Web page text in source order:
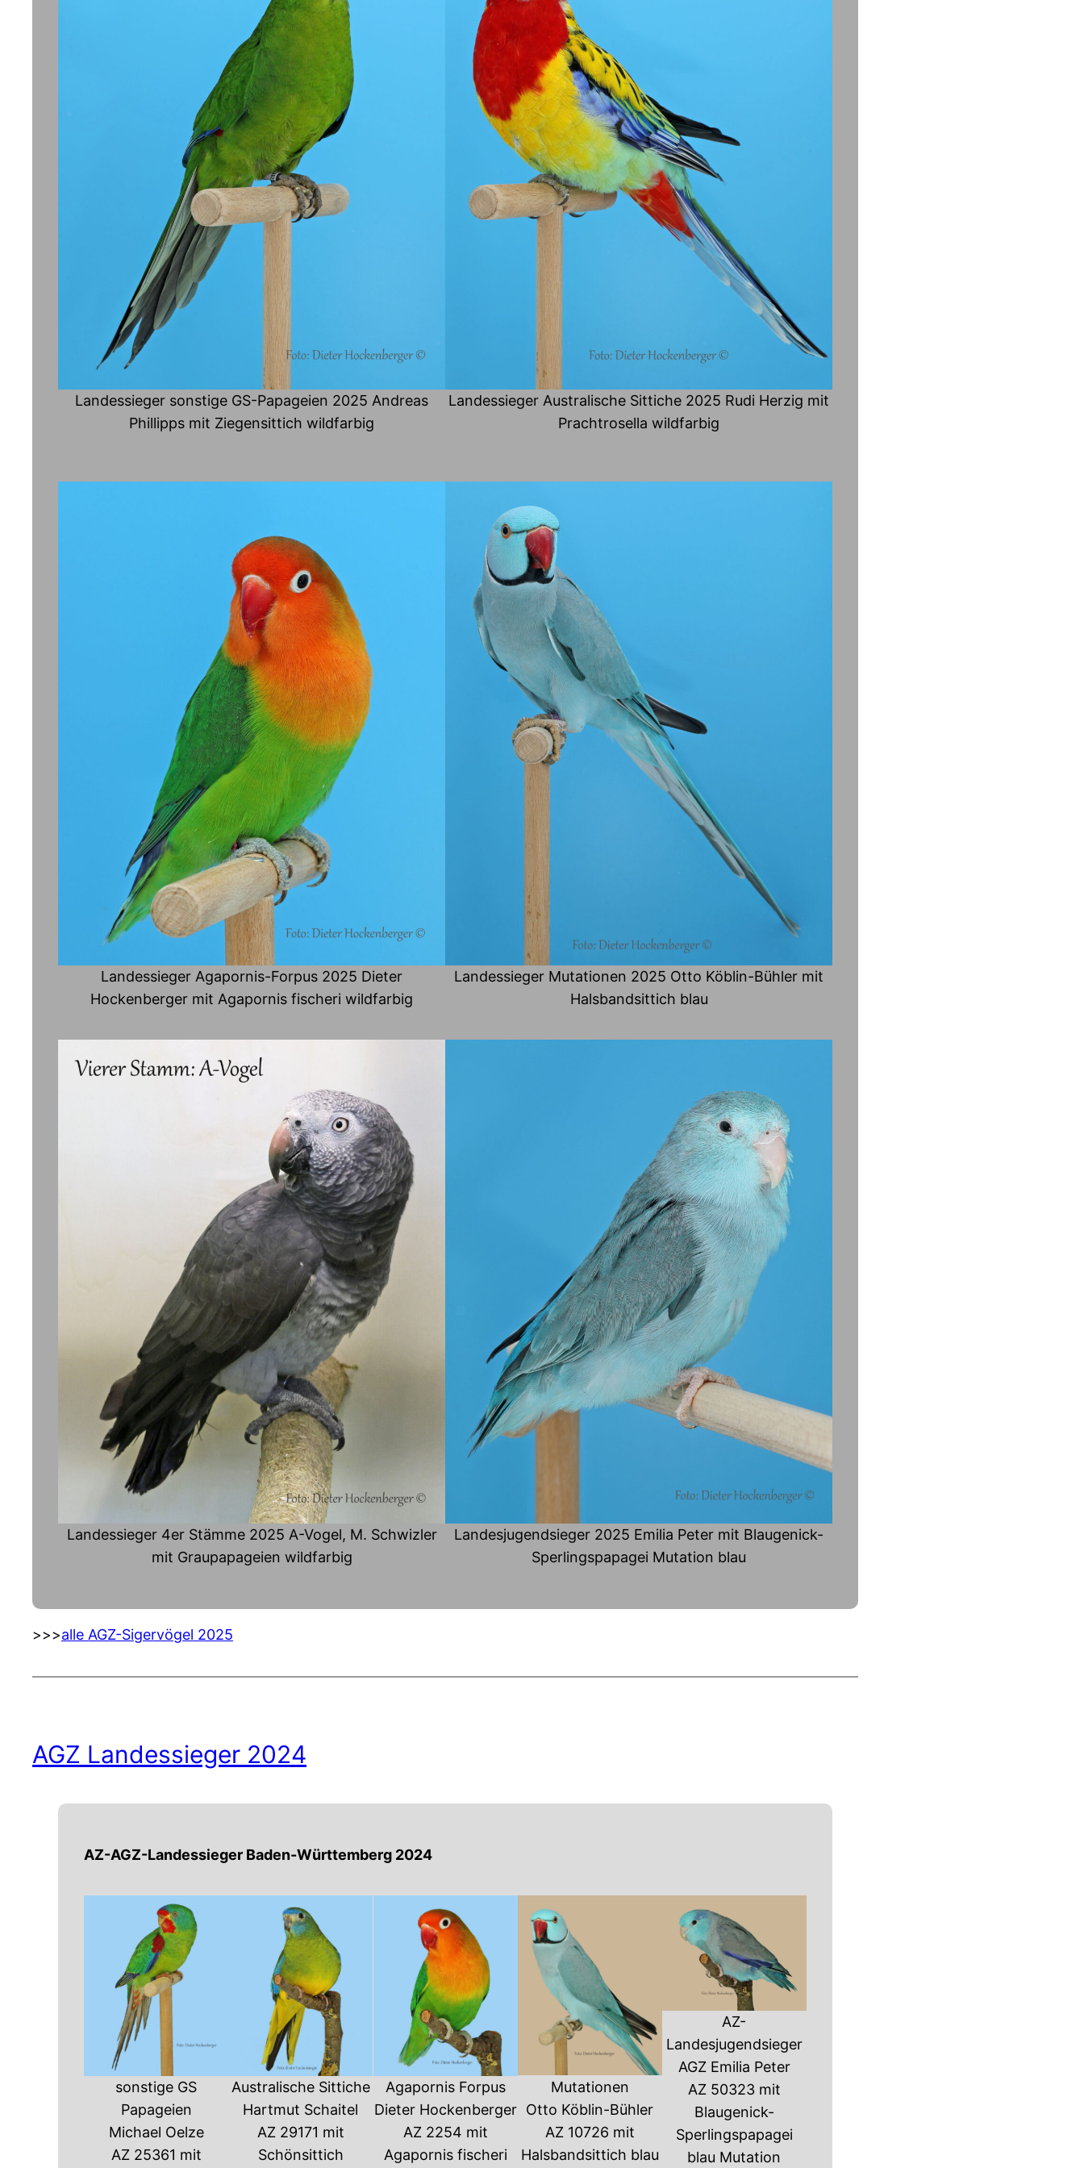
Landessieger sonstige GS-Papageien 2025 Andreas
Phillipps mit Ziegensittich wildfarbig
Landessieger Australische Sittiche 2025 Rudi Herzig mit
Prachtrosella wildfarbig
Landessieger Agapornis-Forpus 2025 Dieter
Hockenberger mit Agapornis fischeri wildfarbig
Landessieger Mutationen 2025 Otto Köblin-Bühler mit
Halsbandsittich blau
Landessieger 4er Stämme 2025 A-Vogel, M. Schwizler
mit Graupapageien wildfarbig
Landesjugendsieger 2025 Emilia Peter mit Blaugenick-
Sperlingspapagei Mutation blau
>>>alle AGZ-Sigervögel 2025
AGZ Landessieger 2024
AZ-AGZ-Landessieger Baden-Württemberg 2024
sonstige GS
Papageien
Michael Oelze
AZ 25361 mit
Australische Sittiche
Hartmut Schaitel
AZ 29171 mit
Schönsittich
Agapornis Forpus
Dieter Hockenberger
AZ 2254 mit
Agapornis fischeri
Mutationen
Otto Köblin-Bühler
AZ 10726 mit
Halsbandsittich blau
AZ-
Landesjugendsieger
AGZ Emilia Peter
AZ 50323 mit
Blaugenick-
Sperlingspapagei
blau Mutation